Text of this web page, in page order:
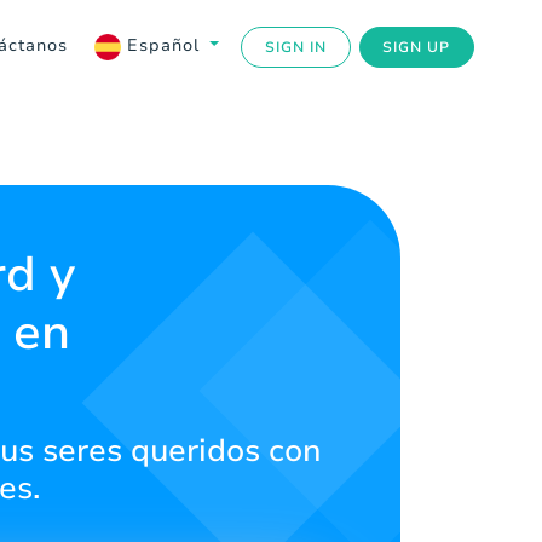
Español SIGN IN SIGN UP
y
seres queridos con